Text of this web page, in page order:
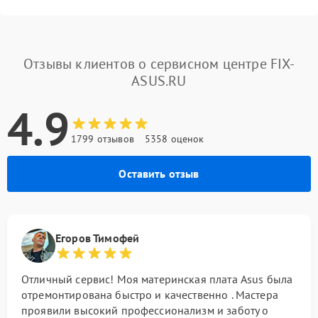
Отзывы клиентов о сервисном центре FIX-
ASUS.RU
4.9 1799 отзывов 5358 оценок
Оставить отзыв
Егоров Тимофей
Отличный сервис! Моя материнская плата Asus была
отремонтирована быстро и качественно . Мастера
проявили высокий профессионализм и заботу о